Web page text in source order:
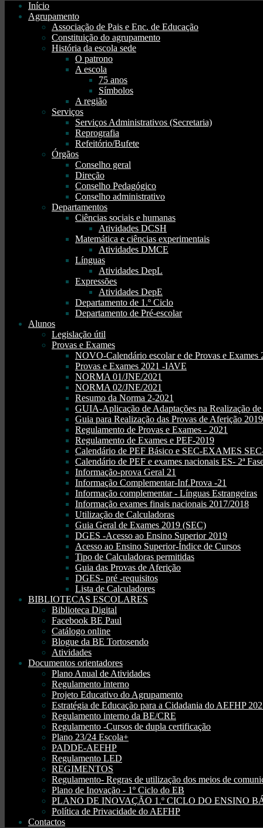
Início
Agrupamento
Associação de Pais e Enc. de Educação
Constituição do agrupamento
História da escola sede
O patrono
A escola
75 anos
Símbolos
A região
Serviços
Serviços Administrativos (Secretaria)
Reprografia
Refeitório/Bufete
Órgãos
Conselho geral
Direção
Conselho Pedagógico
Conselho administrativo
Departamentos
Ciências sociais e humanas
Atividades DCSH
Matemática e ciências experimentais
Atividades DMCE
Línguas
Atividades DepL
Expressões
Atividades DepE
Departamento de 1.º Ciclo
Departamento de Pré-escolar
Alunos
Legislação útil
Provas e Exames
NOVO-Calendário escolar e de Provas e Exames
Provas e Exames 2021 -IAVE
NORMA 01/JNE/2021
NORMA 02/JNE/2021
Resumo da Norma 2-2021
GUIA-Aplicação de Adaptações na Realização
Guia para Realização das Provas de Aferição 2019
Regulamento de Provas e Exames - 2021
Regulamento de Exames e PEF-2019
Calendário de PEF Básico e SEC-EXAMES
Calendário de PEF e exames nacionais ES- 2ª
Informação-prova Geral 21
Informação Complementar-Inf.Prova -21
Informação complementar - Línguas Estrangeiras
Informação exames finais nacionais 2017/2018
Utilização de Calculadoras
Guia Geral de Exames 2019 (SEC)
DGES -Acesso ao Ensino Superior 2019
Acesso ao Ensino Superior-Índice de Cursos
Tipo de Calculadoras permitidas
Guia das Provas de Aferição
DGES- pré -requisitos
Lista de Calculadores
BIBLIOTECAS ESCOLARES
Biblioteca Digital
Facebook BE Paul
Catálogo online
Blogue da BE Tortosendo
Atividades
Documentos orientadores
Plano Anual de Atividades
Regulamento interno
Projeto Educativo do Agrupamento
Estratégia de Educação para a Cidadania do AEFHP
Regulamento interno da BE/CRE
Regulamento -Cursos de dupla certificação
Plano 23/24 Escola+
PADDE-AEFHP
Regulamento LED
REGIMENTOS
Regulamento- Regras de utilização dos meios de
Plano de Inovação - 1º Ciclo do EB
PLANO DE INOVAÇÃO 1.º CICLO DO ENSINO
Política de Privacidade do AEFHP
Contactos